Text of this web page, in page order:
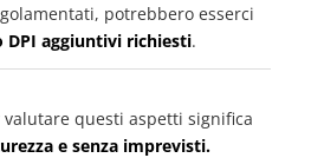
potrebbero esserci
DPI aggiuntivi richiesti.
questi aspetti significa
e senza imprevisti.